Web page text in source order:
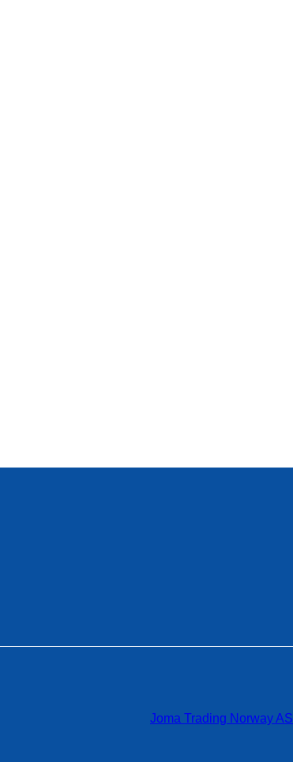
Joma Trading Norway AS